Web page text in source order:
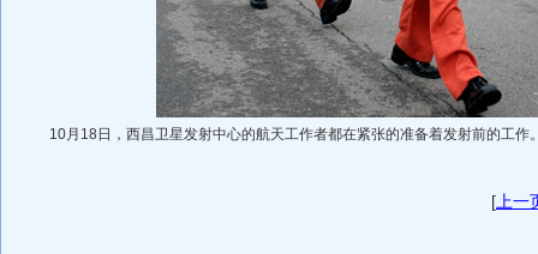
10月18日，西昌卫星发射中心的航天工作者都在紧张的准备着发射前的工作
[ 上一